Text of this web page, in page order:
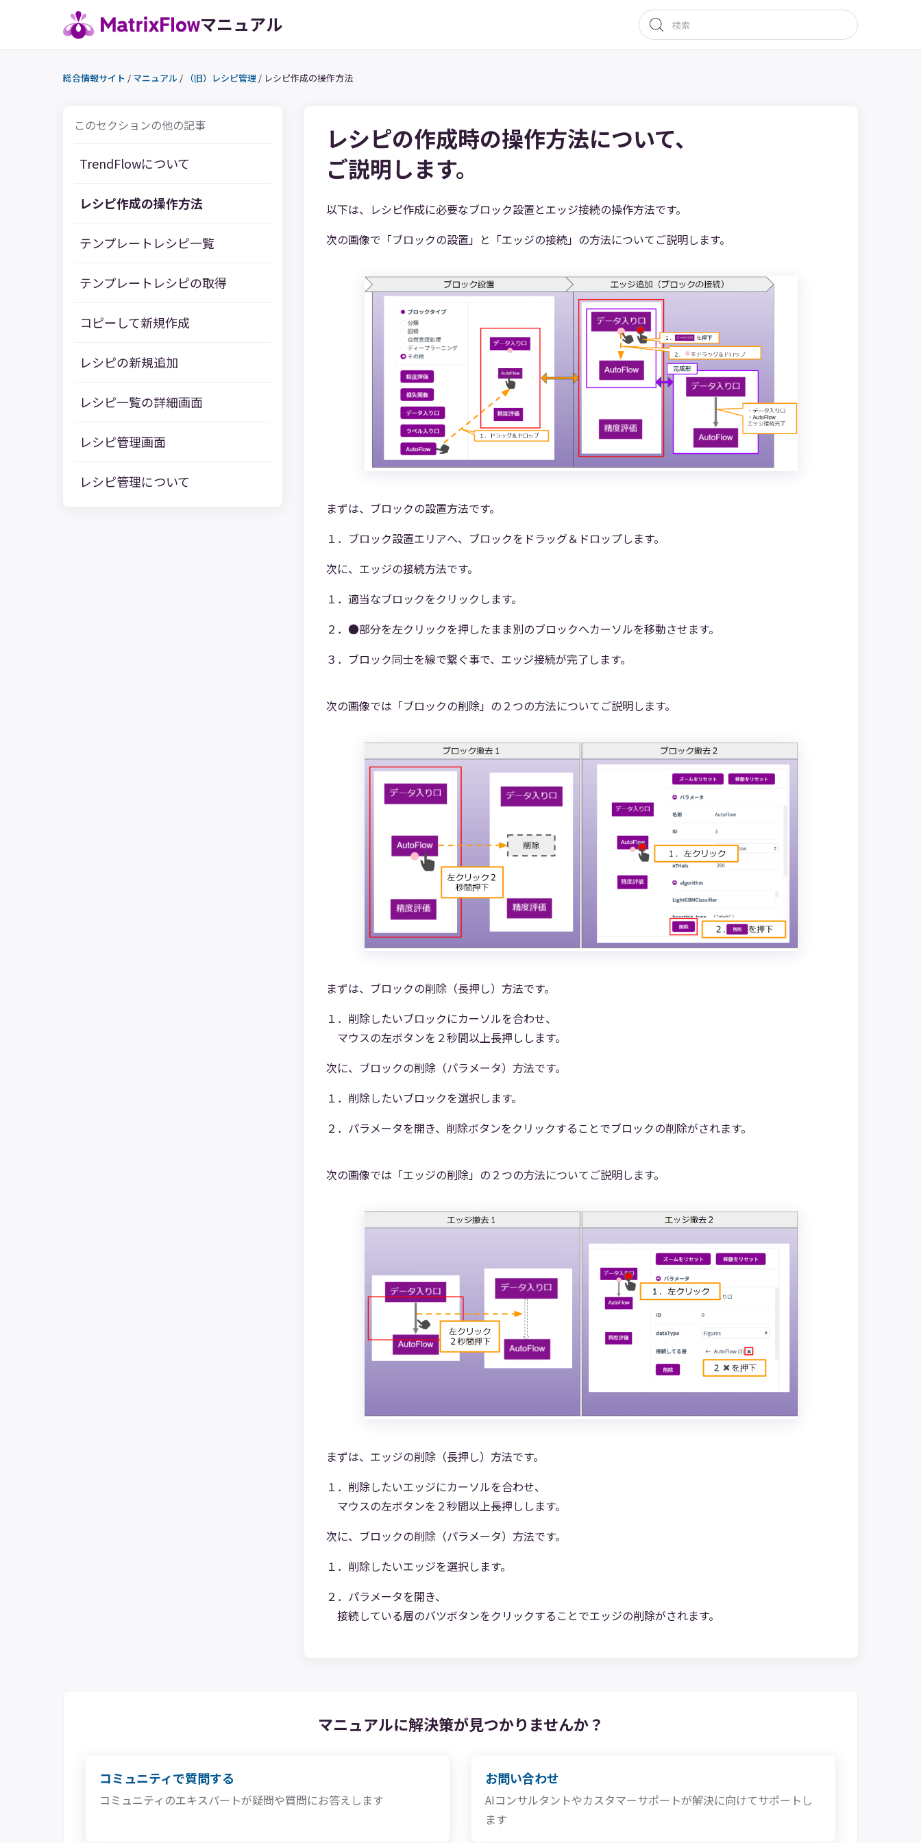
マニュアル
総合情報サイト / マニュアル / （旧）レシピ管理 / レシピ作成の操作方法
このセクションの他の記事
TrendFlowについて
レシピ作成の操作方法
テンプレートレシピ一覧
テンプレートレシピの取得
コピーして新規作成
レシピの新規追加
レシピ一覧の詳細画面
レシピ管理画面
レシピ管理について
レシピの作成時の操作方法について、
ご説明します。
以下は、レシピ作成に必要なブロック設置とエッジ接続の操作方法です。
次の画像で「ブロックの設置」と「エッジの接続」の方法についてご説明します。
まずは、ブロックの設置方法です。
１．ブロック設置エリアへ、ブロックをドラッグ＆ドロップします。
次に、エッジの接続方法です。
１．適当なブロックをクリックします。
２．●部分を左クリックを押したまま別のブロックへカーソルを移動させます。
３．ブロック同士を線で繋ぐ事で、エッジ接続が完了します。
次の画像では「ブロックの削除」の２つの方法についてご説明します。
まずは、ブロックの削除（長押し）方法です。
１．削除したいブロックにカーソルを合わせ、
マウスの左ボタンを２秒間以上長押しします。
次に、ブロックの削除（パラメータ）方法です。
１．削除したいブロックを選択します。
２．パラメータを開き、削除ボタンをクリックすることでブロックの削除がされます。
次の画像では「エッジの削除」の２つの方法についてご説明します。
まずは、エッジの削除（長押し）方法です。
１．削除したいエッジにカーソルを合わせ、
マウスの左ボタンを２秒間以上長押しします。
次に、ブロックの削除（パラメータ）方法です。
１．削除したいエッジを選択します。
２．パラメータを開き、
接続している層のバツボタンをクリックすることでエッジの削除がされます。
マニュアルに解決策が見つかりませんか？
コミュニティで質問する
コミュニティのエキスパートが疑問や質問にお答えします
お問い合わせ
AIコンサルタントやカスタマーサポートが解決に向けてサポートし
ます